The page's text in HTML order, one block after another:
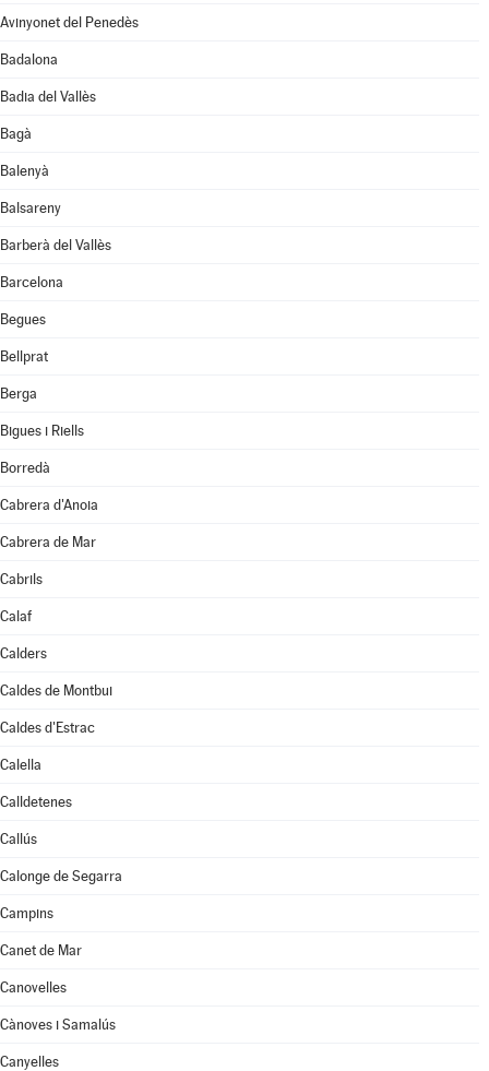
Avinyonet del Penedès
Badalona
Badia del Vallès
Bagà
Balenyà
Balsareny
Barberà del Vallès
Barcelona
Begues
Bellprat
Berga
Bigues i Riells
Borredà
Cabrera d'Anoia
Cabrera de Mar
Cabrils
Calaf
Calders
Caldes de Montbui
Caldes d'Estrac
Calella
Calldetenes
Callús
Calonge de Segarra
Campins
Canet de Mar
Canovelles
Cànoves i Samalús
Canyelles